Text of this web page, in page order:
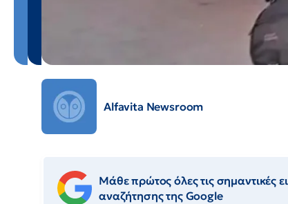
Alfavita Newsroom
Μάθε πρώτος όλες τις σημαντικές
αναζήτησης της Google